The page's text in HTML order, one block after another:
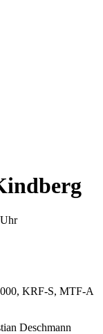
KRF-S, MTF-A
Deschmann